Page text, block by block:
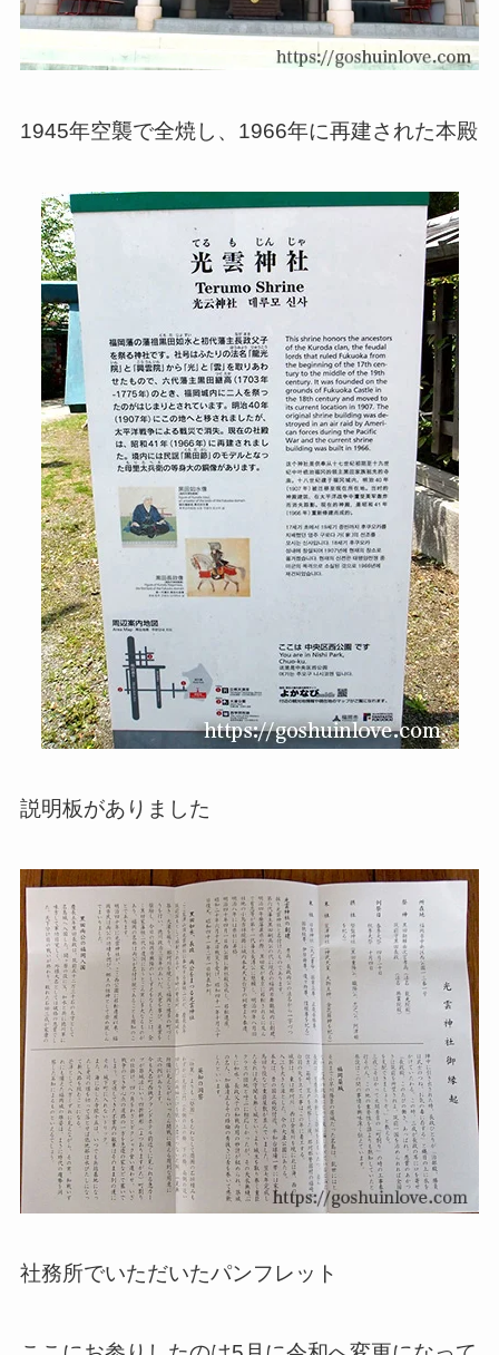
1945年空襲で全焼し、1966年に再建された本殿
説明板がありました
社務所でいただいたパンフレット